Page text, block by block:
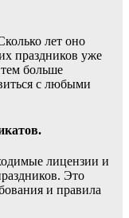
лет оно
праздников уже
больше
с любыми
лицензии и
Это
и правила